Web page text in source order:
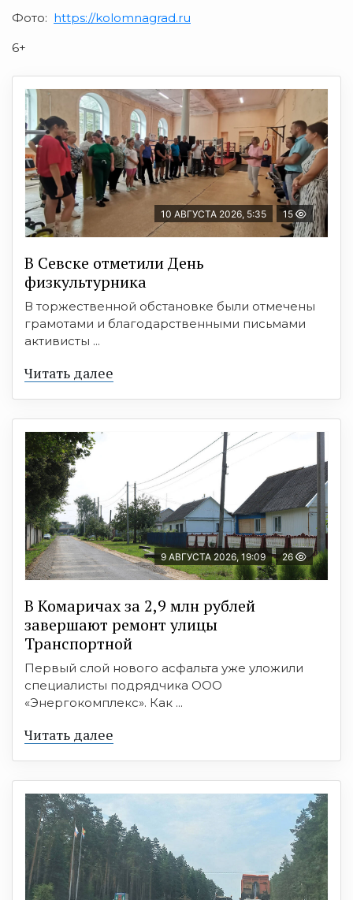
Фото: https://kolomnagrad.ru
6+
10 АВГУСТА 2026, 5:35 15
В Севске отметили День
физкультурника
В торжественной обстановке были отмечены
грамотами и благодарственными письмами
активисты ...
Читать далее
9 АВГУСТА 2026, 19:09 26
В Комаричах за 2,9 млн рублей
завершают ремонт улицы
Транспортной
Первый слой нового асфальта уже уложили
специалисты подрядчика ООО
«Энергокомплекс». Как ...
Читать далее